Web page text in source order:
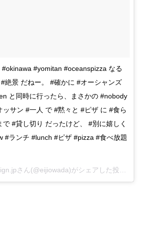
#yomitan #oceanspizza なる
絶景 だねー。 #確かに #オーシャンズ
と同時に行ったら、まさかの #nobody
サン #一人 で #黙々と #ピザ に #食ら
#貸し切り だったけど、 #別に嬉しく
#ランチ #lunch #ピザ #pizza #食べ放題
Webdesigner eosdesign.jpさん(@eijiowada)がシェアした投稿 –